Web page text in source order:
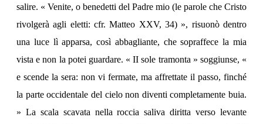
salire. « Venite, o benedetti del Padre mio (le parole che Cristo
rivolgerà agli eletti: cfr. Matteo XXV, 34) », risuonò dentro
una luce lì apparsa, così abbagliante, che sopraffece la mia
vista e non la potei guardare. « II sole tramonta » soggiunse, «
e scende la sera: non vi fermate, ma affrettate il passo, finché
la parte occidentale del cielo non diventi completamente buia.
» La scala scavata nella roccia saliva diritta verso levante